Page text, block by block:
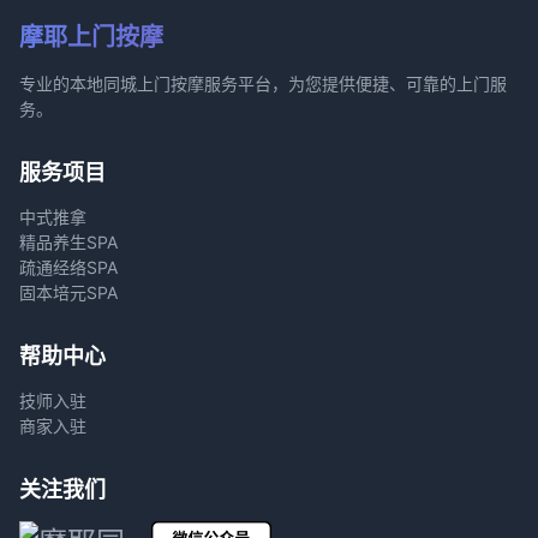
摩耶上门按摩
专业的本地同城上门按摩服务平台，为您提供便捷、可靠的上门服
务。
服务项目
中式推拿
精品养生SPA
疏通经络SPA
固本培元SPA
帮助中心
技师入驻
商家入驻
关注我们